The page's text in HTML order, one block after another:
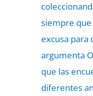
siempre que
excusa para
argumenta
que las
diferentes